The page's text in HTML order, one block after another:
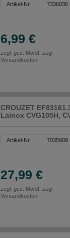
Artikel-Nr. 7336036
6,99 €
zzgl. ges. MwSt. zzgl.
Versandkosten
CROUZET
Lainox CVG105H,
Artikel-Nr. 7035909
27,99 €
zzgl. ges. MwSt. zzgl.
Versandkosten